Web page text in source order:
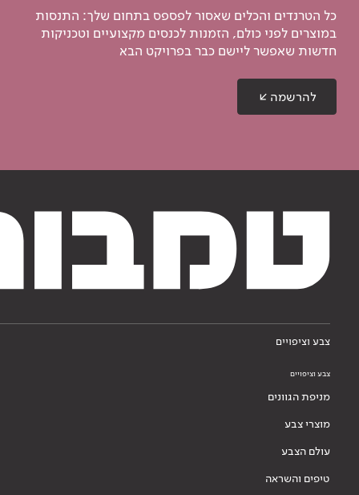
כל הטרנדים והכלים שאסור לפספס בתחום שלך: התנסות
במוצרים לפני כולם, הזמנות לכנסים מקצועיים וטכניקות
חדשות שאפשר ליישם כבר בפרויקט הבא
להרשמה
צבע וציפויים
צבע וציפויים
מניפת הגוונים
מוצרי צבע
עולם הצבע
טיפים והשראה